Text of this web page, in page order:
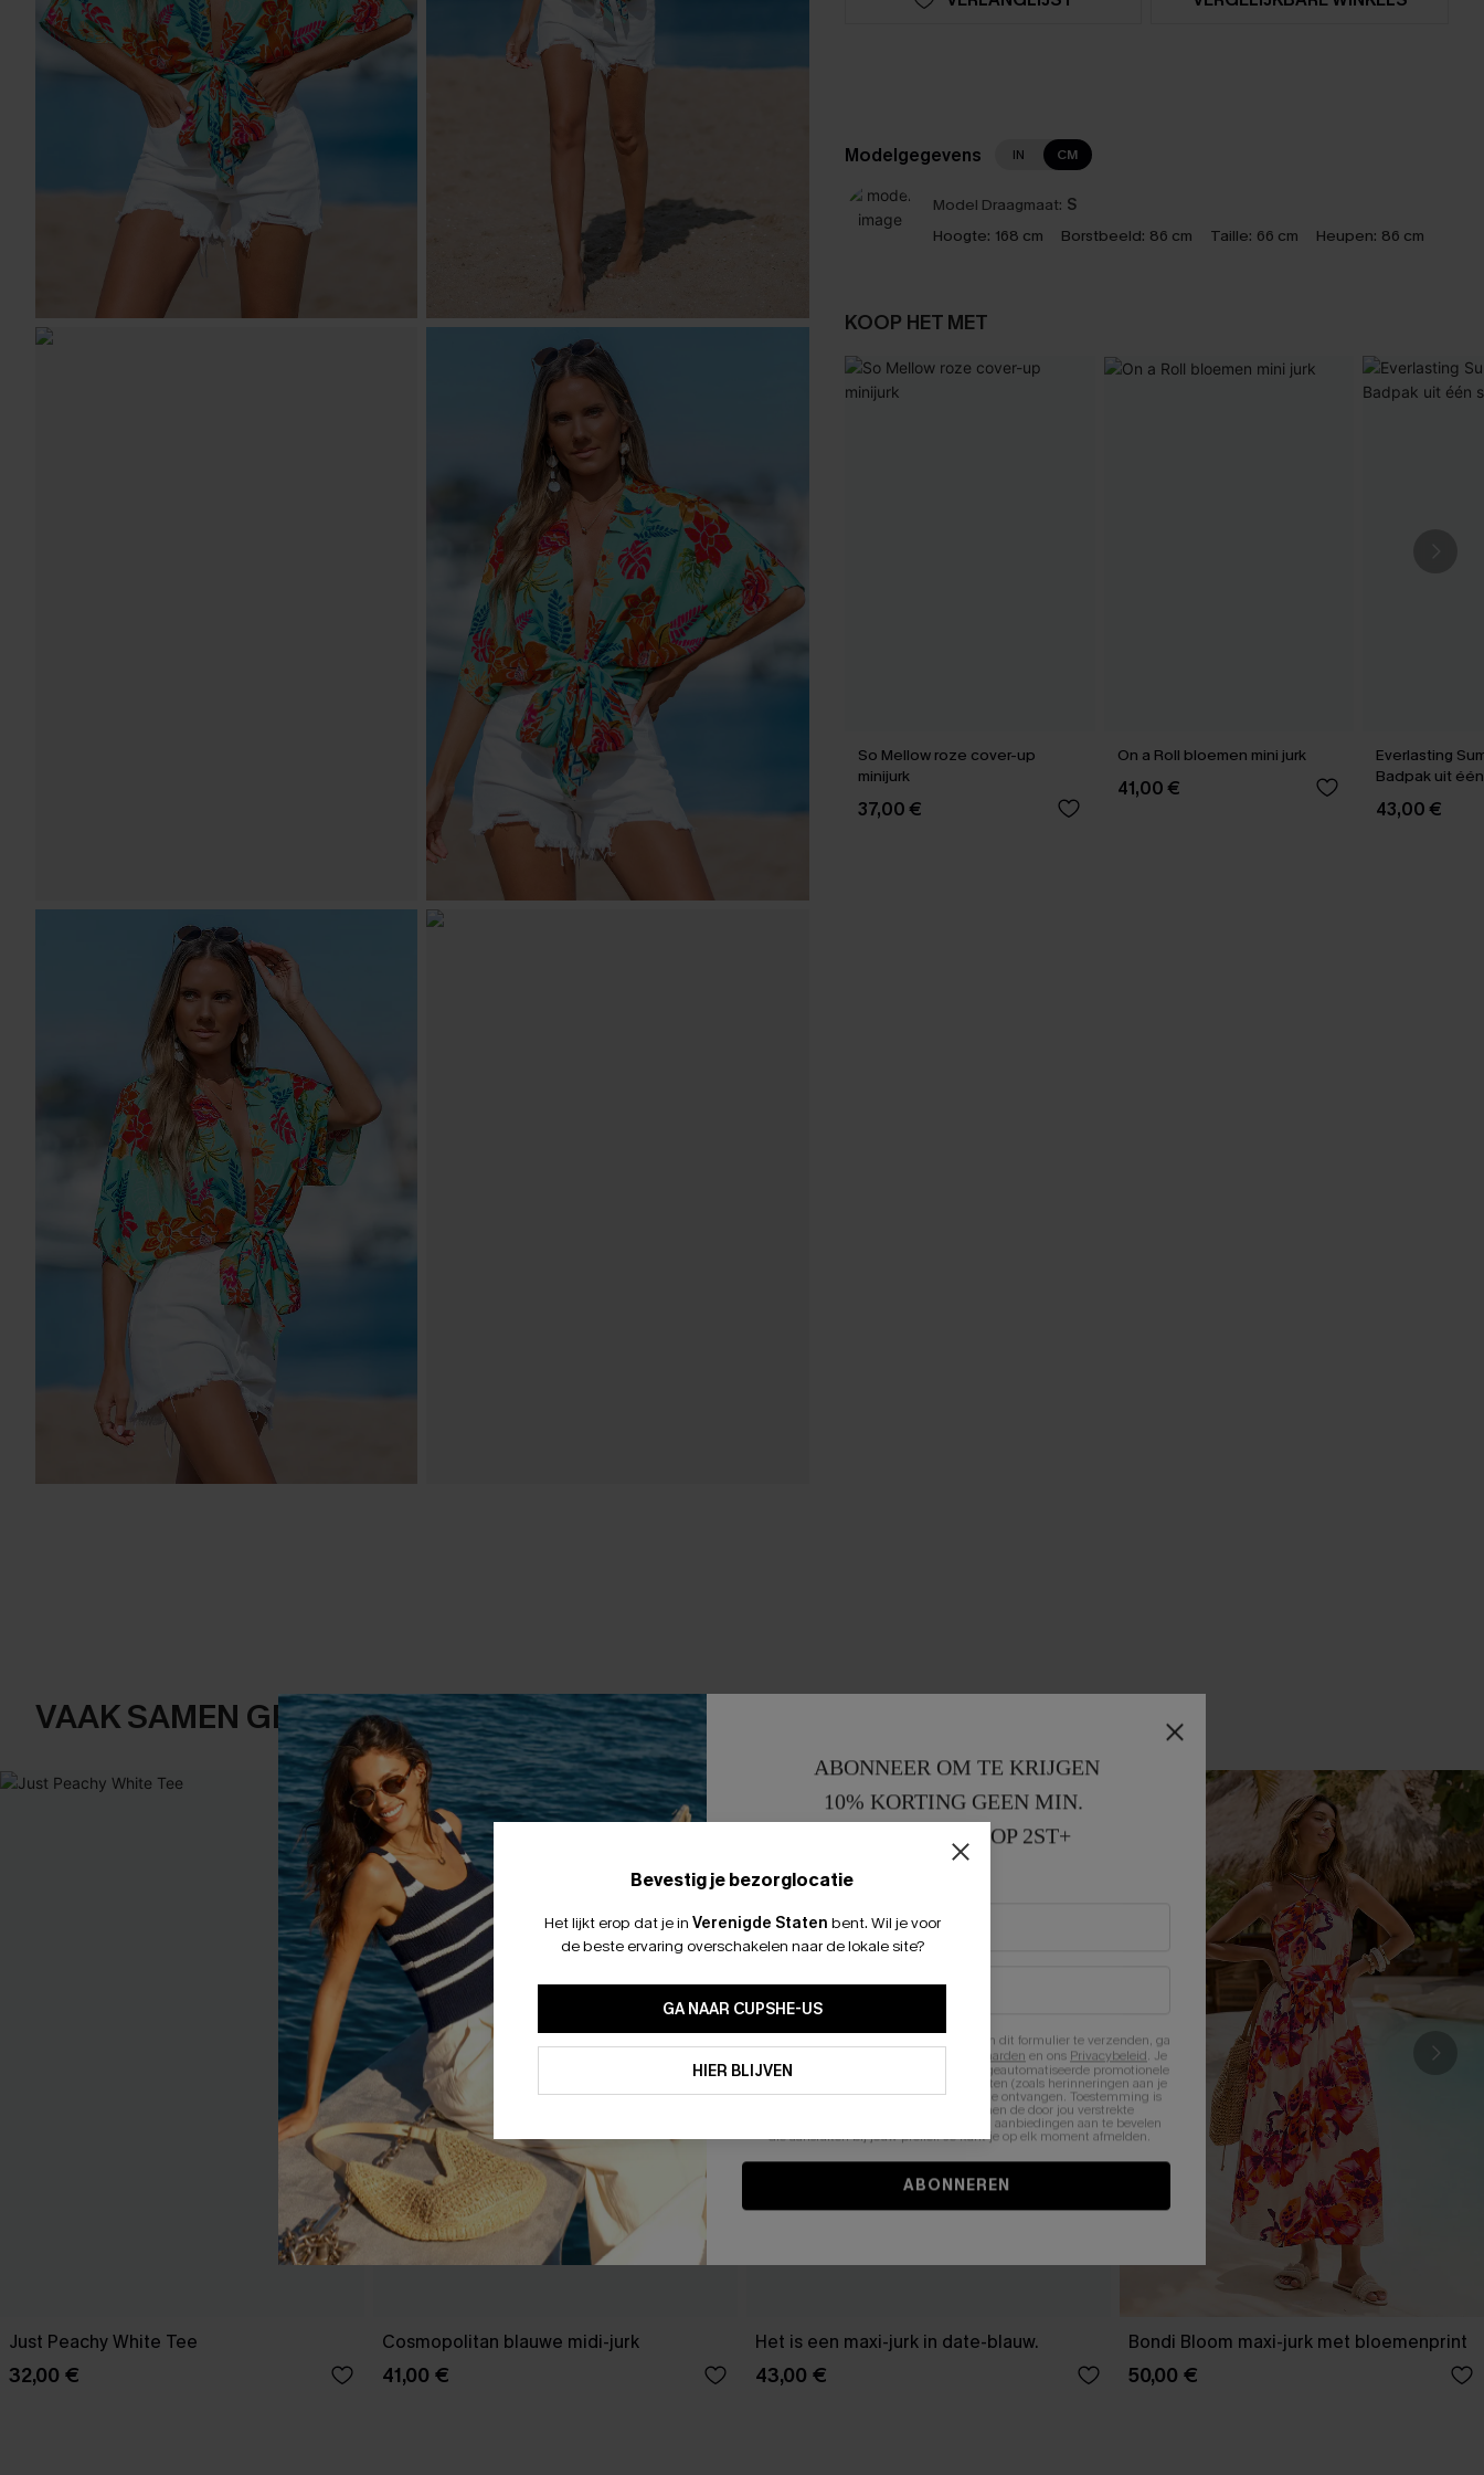
Modelgegevens IN CM
Model Draagmaat: S
Hoogte: 168 cm Borstbeeld: 86 cm Taille: 66 cm Heupen: 86 cm
KOOP HET MET
So Mellow roze cover-up
minijurk
37,00 €
On a Roll bloemen mini jurk
41,00 €
Everlasting
Badpak uit
43,00 €
VAAK SAMEN GEKOCHT
Just Peachy White Tee
32,00 €
Cosmopolitan blauwe midi-jurk
41,00 €
Het is een maxi-jurk in date-blauw.
43,00 €
Bondi Bloom maxi-jurk met bloemenprint
50,00 €
Bevestig je bezorglocatie
Het lijkt erop dat je in Verenigde Staten bent. Wil je voor
de beste ervaring overschakelen naar de lokale site?
GA NAAR CUPSHE-US
HIER BLIJVEN
ABONNEER OM TE KRIJGEN
10% KORTING GEEN MIN.
15% KORTING OP 2ST+
Door je contactgegevens in te vullen en dit formulier te verzenden, ga
Algemene Voorwaarden en ons Privacybeleid. Je
stemt er tevens mee in om herhaalde geautomatiseerde promotionele
en gepersonaliseerde marketingberichten (zoals herinneringen aan je
winkelwagen) en e-mails van Cupshe te ontvangen. Toestemming is
niet vereist voor een aankoop. We kunnen de door jou verstrekte
informatie gebruiken om producten en aanbiedingen aan te bevelen
die aansluiten bij jouw profiel. Je kunt je op elk moment afmelden.
ABONNEREN